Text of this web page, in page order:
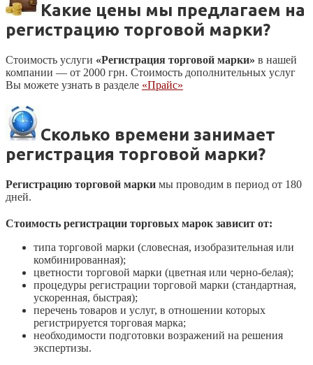
Какие цены мы предлагаем на
регистрацию торговой марки?
Стоимость услуги «Регистрация торговой марки» в нашей
компании — от 2000 грн. Стоимость дополнительных услуг
Вы можете узнать в разделе «Прайс»
Сколько времени занимает
регистрация торговой марки?
Регистрацию торговой марки мы проводим в период от 180
дней.
Стоимость регистрации торговых марок зависит от:
типа торговой марки (словесная, изобразительная или
комбинированная);
цветности торговой марки (цветная или черно-белая);
процедуры регистрации торговой марки (стандартная,
ускоренная, быстрая);
перечень товаров и услуг, в отношении которых
регистрируется торговая марка;
необходимости подготовки возражений на решения
экспертизы.